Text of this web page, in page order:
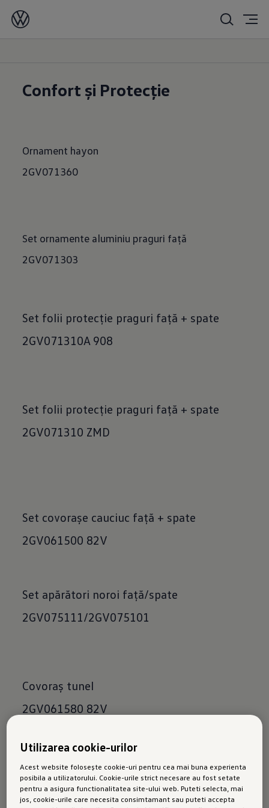
T-Roc
Confort și Protecție
Ornament hayon
2GV071360
Set ornamente aluminiu praguri față
2GV071303
Set folii protecție praguri față + spate
2GV071310A 908
Set folii protecție praguri faţă + spate
2GV071310 ZMD
Set covorașe cauciuc față + spate
2GV061500 82V
Set apărători noroi față/spate
2GV075111/2GV075101
Covoraș tunel
2GV061580 82V
Utilizarea cookie-urilor
Acest website folosește cookie-uri pentru cea mai buna experienta
posibila a utilizatorului. Cookie-urile strict necesare au fost setate
pentru a asigura functionalitatea site-ului web. Puteti selecta, mai
jos, cookie-urile care necesita consimtamant sau puteti accepta